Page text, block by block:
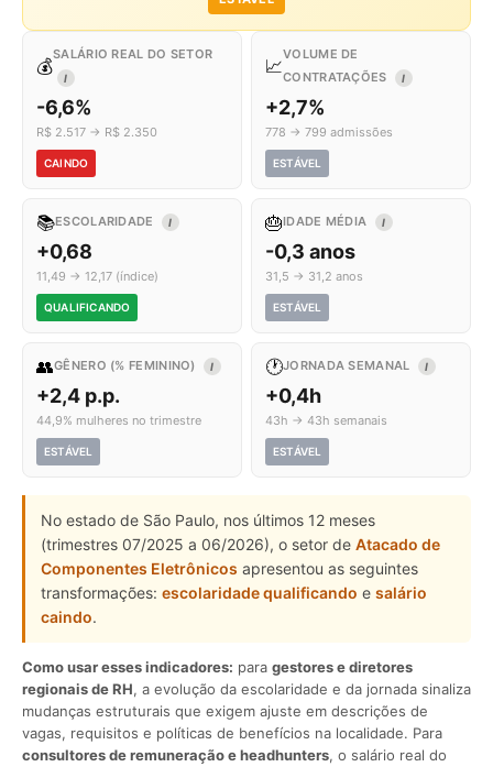
💰
SALÁRIO REAL DO SETOR
I
-6,6%
R$ 2.517 → R$ 2.350
CAINDO
📈
VOLUME DE
CONTRATAÇÕES
I
+2,7%
778 → 799 admissões
ESTÁVEL
📚ESCOLARIDADE I
+0,68
11,49 → 12,17 (índice)
QUALIFICANDO
🎂IDADE MÉDIA I
-0,3 anos
31,5 → 31,2 anos
ESTÁVEL
👥GÊNERO (% FEMININO) I
+2,4 p.p.
44,9% mulheres no trimestre
ESTÁVEL
🕐JORNADA SEMANAL I
+0,4h
43h → 43h semanais
ESTÁVEL
No estado de São Paulo, nos últimos 12 meses
(trimestres 07/2025 a 06/2026), o setor de Atacado de
Componentes Eletrônicos apresentou as seguintes
transformações: escolaridade qualificando e salário
caindo.
Como usar esses indicadores: para gestores e diretores
regionais de RH, a evolução da escolaridade e da jornada sinaliza
mudanças estruturais que exigem ajuste em descrições de
vagas, requisitos e políticas de benefícios na localidade. Para
consultores de remuneração e headhunters, o salário real do